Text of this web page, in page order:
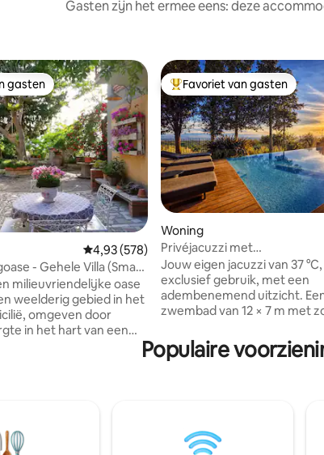
Gasten zijn het ermee eens: deze
gasten
gasten
Gemiddelde beoordeling van 4,93 uit 5, 578
4,93 (578)
- Gehele Villa (Smart
milieuvriendelijke oase
weelderig gebied in het
omgeven door
in het hart van een
de drukte van de stad,
koppels, gezinnen,
Topfavoriet van gasten
Favoriet van gasten
Woning
Privéjacuzzi met
Luxury
Jouw eigen jacuzzi van 37
exclusief gebruik, met een
adembenemend uitzicht.
zwembad van 12 × 7 m met
4.000 m², met een ondiep
uitzicht op zee (gedeeld met
seizoen voor een intieme
design, verfijnd interieur en
Populaire